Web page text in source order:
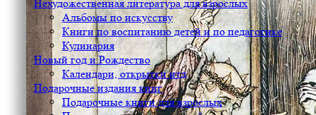
Нехудожественная литература для взрослых
Альбомы по искусству
Книги по воспитанию детей и по педагогике
Кулинария
Новый год и Рождество
Календари, открытки итд
Подарочные издания книг
Подарочные книги для взрослых